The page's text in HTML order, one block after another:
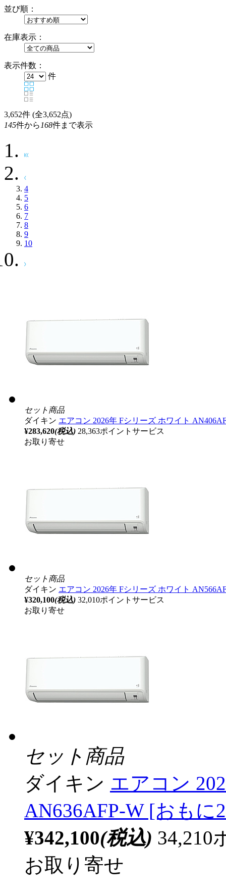
並び順：
在庫表示：
表示件数：
件
3,652件 (全3,652点)
145件から 168件まで表示
4
5
6
7
8
9
10
セット商品
ダイキン エアコン 2026年 Fシリーズ ホワイト
¥283,620(税込) 28,363ポイントサービス
お取り寄せ
セット商品
ダイキン エアコン 2026年 Fシリーズ ホワイト
¥320,100(税込) 32,010ポイントサービス
お取り寄せ
セット商品
ダイキン エアコン
AN636AFP-W [おもに
¥342,100(税込) 34,210
お取り寄せ